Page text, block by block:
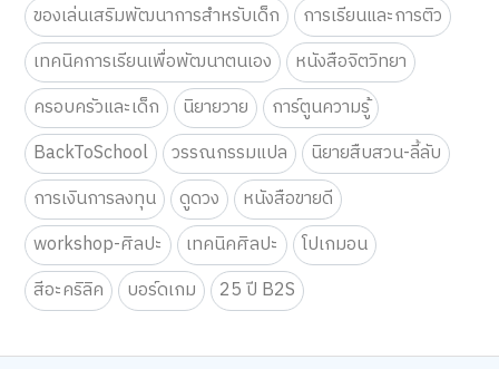
ของเล่นเสริมพัฒนาการสำหรับเด็ก
การเรียนและการติว
เทคนิคการเรียนเพื่อพัฒนาตนเอง
หนังสือจิตวิทยา
ครอบครัวและเด็ก
นิยายวาย
การ์ตูนความรู้
BackToSchool
วรรณกรรมแปล
นิยายสืบสวน-ลี้ลับ
การเงินการลงทุน
ดูดวง
หนังสือขายดี
workshop-ศิลปะ
เทคนิคศิลปะ
โปเกมอน
สีอะคริลิค
บอร์ดเกม 25 ปี B2S